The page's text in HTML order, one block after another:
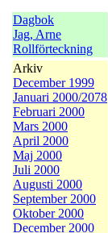
Dagbok
Jag, Arne
Rollförteckning
Arkiv
December 1999
Januari 2000/2078
Februari 2000
Mars 2000
April 2000
Maj 2000
Juli 2000
Augusti 2000
September 2000
Oktober 2000
December 2000